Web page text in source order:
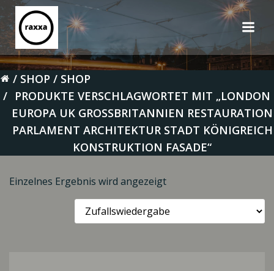
Inhalt
SHOP
SHOP
PRODUKTE VERSCHLAGWORTET MIT „LONDON
EUROPA UK GROSSBRITANNIEN RESTAURATION P
ARLAMENT ARCHITEKTUR STADT KÖNIGREICH K
ONSTRUKTION FASADE“
Einzelnes Ergebnis wird angezeigt